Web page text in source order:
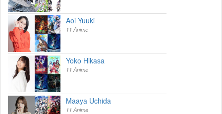
Aoi Yuuki
11 Anime
Yoko Hikasa
11 Anime
Maaya Uchida
11 Anime